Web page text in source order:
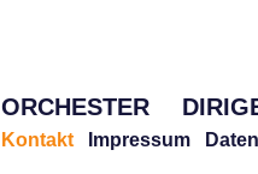
ORCHESTER
Kontakt Impressum